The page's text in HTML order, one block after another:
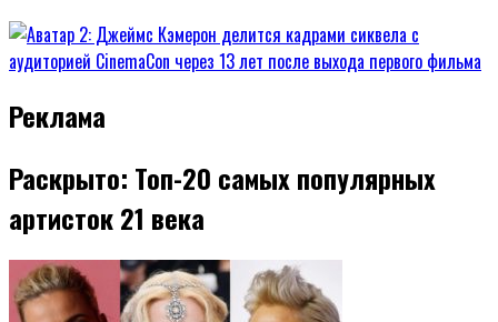
Реклама
Раскрыто: Топ-20 самых популярных
артисток 21 века